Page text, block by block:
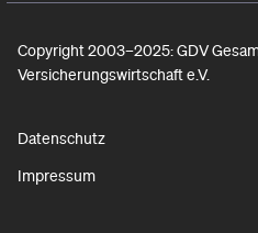
Copyright 2003–2025: GDV
Versicherungswirtschaft e.V.
Datenschutz
Impressum